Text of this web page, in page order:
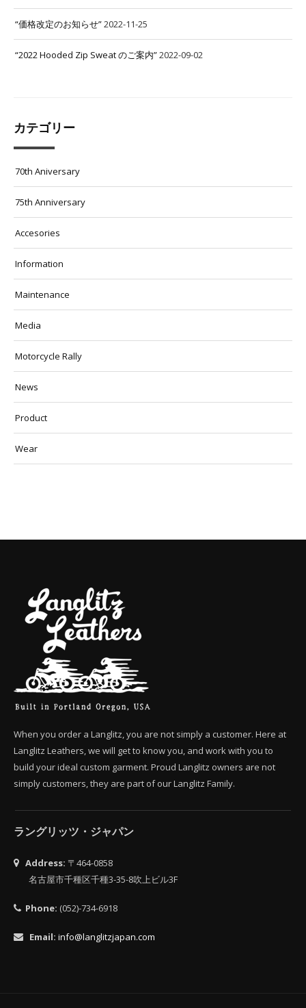
“価格改定のお知らせ”2022-11-25
“2022 Hooded Zip Sweat のご案内”2022-09-02
カテゴリー
70th Aniversary
75th Anniversary
Accesories
Information
Maintenance
Media
Motorcycle Rally
News
Product
Wear
When you order a Langlitz, you are not simply a customer. Here at
Langlitz Leathers, we will get to know you, and work with you to
build your ideal custom garment. Proud Langlitz owners are not
simply customers, they are part of our Langlitz Family.
ラングリッツ・ジャパン
Address: 〒464-0858
名古屋市千種区千種3-35-8吹上ビル3F
Phone: (052)-734-6918
Email: info@langlitzjapan.com